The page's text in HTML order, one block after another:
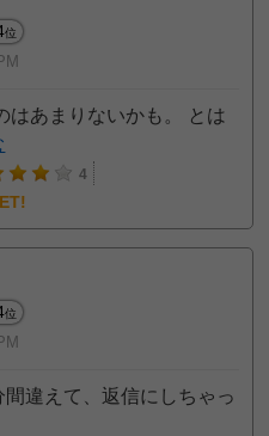
位
はあまりないかも。 とは
4
位
違えて、返信にしちゃっ